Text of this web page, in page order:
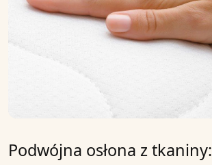
Podwójna osłona z tkaniny: